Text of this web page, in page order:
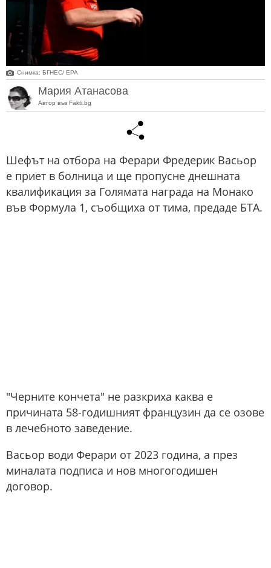
Снимка: БГНЕС/ EPA
Мария Атанасова
Автор във Fakti.bg
Шефът на отбора на Ферари Фредерик Васьор
е приет в болница и ще пропусне днешната
квалификация за Голямата награда на Монако
във Формула 1, съобщиха от тима, предаде БТА.
"Черните кончета" не разкриха каква е
причината 58-годишният французин да се озове
в лечебното заведение.
Васьор води Ферари от 2023 година, а през
миналата подписа и нов многогодишен
договор.